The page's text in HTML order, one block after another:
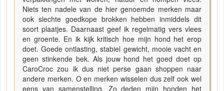
Niets ten nadele van de hier genoemde merken maar
ook slechte goedkope brokken hebben inmiddels dit
soort plaatjes. Daarnaast geef ik regelmatig vers vlees
en groente. En ik kijk kritisch hoe mijn hond het erop
doet. Goede ontlasting, stabiel gewicht, mooie vacht en
geen stinkende bek. Als jouw hond het goed doet op
CaroCroc zou ik dus niet perse gaan shoppen naar
andere merken. O en merken wisselen dus zelf ook wel
eens van samenstelling. Zo deden mijn honden het